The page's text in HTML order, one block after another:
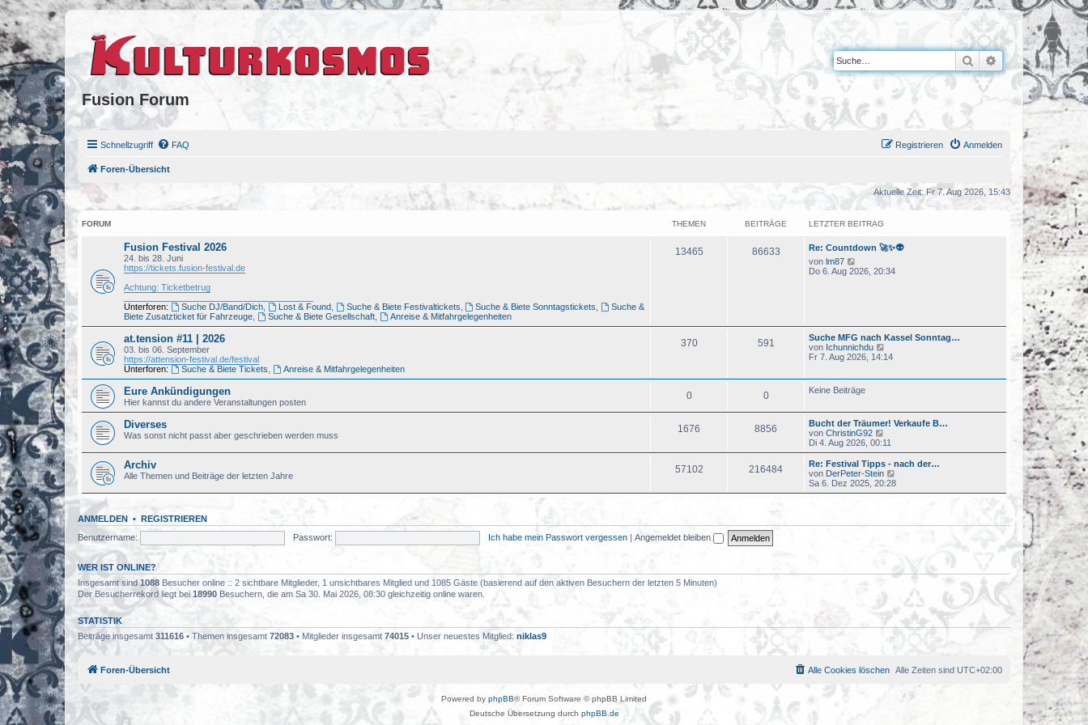
Fusion Forum
Suche Erweiterte Suche
Schnellzugriff FAQ Anmelden
Registrieren
Foren-Übersicht
Aktuelle Zeit: Fr 7. Aug 2026, 15:43
FORUM THEMEN BEITRÄGE LETZTER BEITRAG
Fusion Festival 2026
24. bis 28. Juni
https://tickets.fusion-festival.de
Achtung: Ticketbetrug
Unterforen:
Suche DJ/Band/Dich, Lost & Found, Suche & Biete Festivaltickets Suche & Biete Sonntagstickets
Suche &
Biete Zusatzticket für Fahrzeuge
Suche & Biete Gesellschaft, Anreise & Mitfahrgelegenheiten
13465 86633
Re: Countdown 🚀✨👽
von lm87
e
r
B
e
i
r
a
g
Do 6. Aug 2026, 20:34
at.tension #11 | 2026
03. bis 06. September
https://attension-festival.de/festival
Unterforen:
Suche & Biete Tickets Anreise & Mitfahrgelegenheiten
370 591
Suche MFG nach Kassel Sonntag…
von Ichunnichdu
e
r
B
i
t
r
a
g
Fr 7. Aug 2026, 14:14
Eure Ankündigungen
Hier kannst du andere Veranstaltungen posten
0 0 Keine Beiträge
Diverses
Was sonst nicht passt aber geschrieben werden muss
1676 8856
Bucht der Träumer! Verkaufe B…
von ChristinG92
e
u
e
s
t
i
Di 4. Aug 2026, 00:11
Archiv
Alle Themen und Beiträge der letzten Jahre
57102 216484
Re: Festival Tipps - nach der…
von DerPeter-Stein
e
u
t
g
Sa 6. Dez 2025, 20:28
ANMELDEN • REGISTRIEREN
Benutzername:
Passwort: Ich habe mein Passwort vergessen | Angemeldet bleiben
WER IST ONLINE?
Insgesamt sind1088 Besucher online :: 2 sichtbare Mitglieder, 1 unsichtbares Mitglied und 1085 Gäste (basierend auf den aktiven Besuchern der letzten 5 Minuten)
Der Besucherrekord liegt bei 18990 Besuchern, die am Sa 30. Mai 2026, 08:30 gleichzeitig online waren.
STATISTIK
Beiträge insgesamt 311616 • Themen insgesamt 72083 • Mitglieder insgesamt 74015 • Unser neuestes Mitglied: niklas9
Foren-Übersicht Alle Zeiten sind UTC+02:00
Alle Cookies löschen
Powered by phpBB® Forum Software © phpBB Limited
Deutsche Übersetzung durch phpBB.de